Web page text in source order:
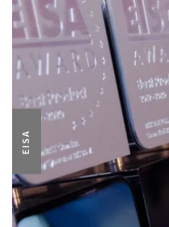
EISA